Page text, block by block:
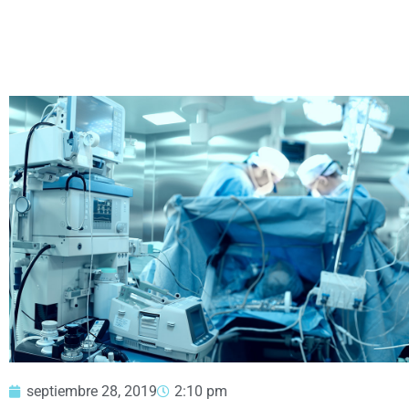
septiembre 28, 2019 2:10 pm